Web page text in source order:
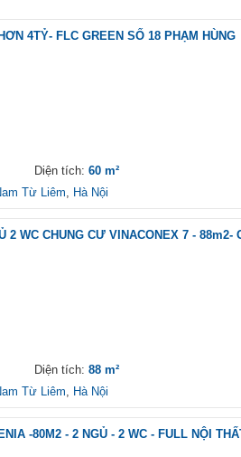
4TỶ- FLC GREEN SỐ 18 PHẠM HÙNG
Diện tích: 60 m²
Từ Liêm Hà Nội
2 WC CHUNG CƯ VINACONEX 7 - 88m2-
Diện tích: 88 m²
Từ Liêm Hà Nội
-80M2 - 2 NGỦ - 2 WC - FULL NỘI